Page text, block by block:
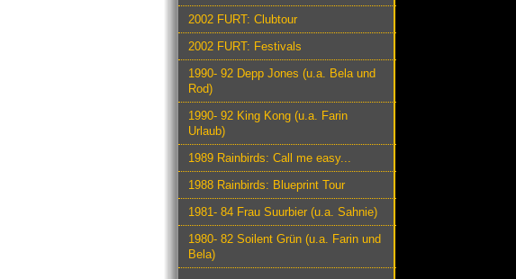
2002 FURT: Clubtour
2002 FURT: Festivals
1990- 92 Depp Jones (u.a. Bela und
Rod)
1990- 92 King Kong (u.a. Farin
Urlaub)
1989 Rainbirds: Call me easy...
1988 Rainbirds: Blueprint Tour
1981- 84 Frau Suurbier (u.a. Sahnie)
1980- 82 Soilent Grün (u.a. Farin und
Bela)